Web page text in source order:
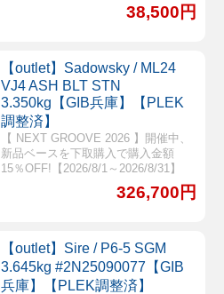
38,500円
【outlet】Sadowsky / ML24
VJ4 ASH BLT STN
3.350kg【GIB兵庫】【PLEK
調整済】
【 NEXT GROOVE 2026 】開催中、
新品ベースを下取購入で購入金額
15％OFF!【2026/8/1～2026/8/31】
326,700円
【outlet】Sire / P6-5 SGM
3.645kg #2N25090077【GIB
兵庫】【PLEK調整済】